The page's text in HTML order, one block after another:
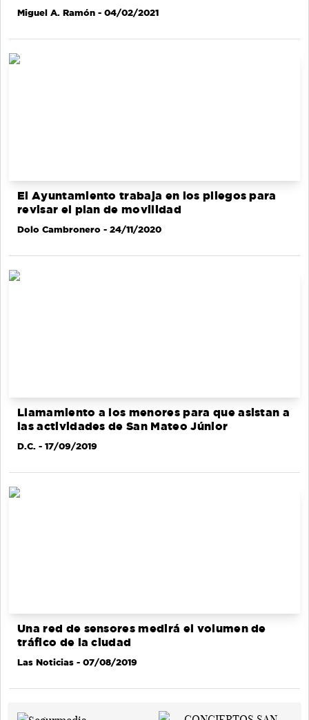
Miguel A. Ramón - 04/02/2021
El Ayuntamiento trabaja en los pliegos para
revisar el plan de movilidad
Dolo Cambronero - 24/11/2020
Llamamiento a los menores para que asistan a
las actividades de San Mateo Júnior
D.C. - 17/09/2019
Una red de sensores medirá el volumen de
tráfico de la ciudad
Las Noticias - 07/08/2019